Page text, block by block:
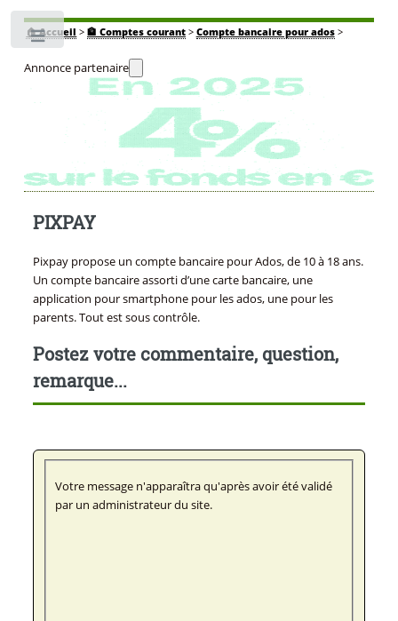
🏠Accueil > 🏦 Comptes courant> Compte bancaire pour ados>
Annonce partenaire
PIXPAY
Pixpay propose un compte bancaire pour Ados, de 10 à 18 ans.
Un compte bancaire assorti d’une carte bancaire, une
application pour smartphone pour les ados, une pour les
parents. Tout est sous contrôle.
Postez votre commentaire, question,
remarque...
Votre message n'apparaîtra qu'après avoir été validé
par un administrateur du site.
Toggle